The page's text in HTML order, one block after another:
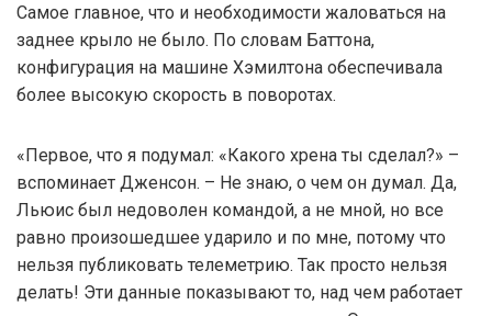
Самое главное, что и необходимости жаловаться на
заднее крыло не было. По словам Баттона,
конфигурация на машине Хэмилтона обеспечивала
более высокую скорость в поворотах.
«Первое, что я подумал: «Какого хрена ты сделал?» –
вспоминает Дженсон. – Не знаю, о чем он думал. Да,
Льюис был недоволен командой, а не мной, но все
равно произошедшее ударило и по мне, потому что
нельзя публиковать телеметрию. Так просто нельзя
делать! Эти данные показывают то, над чем работает